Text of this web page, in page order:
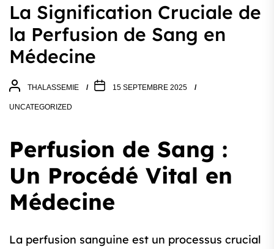
La Signification Cruciale de
la Perfusion de Sang en
Médecine
THALASSEMIE 15 SEPTEMBRE 2025
UNCATEGORIZED
Perfusion de Sang :
Un Procédé Vital en
Médecine
La perfusion sanguine est un processus crucial